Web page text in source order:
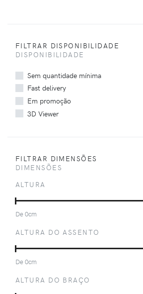
FILTRAR DISPONIBILIDADE
DISPONIBILIDADE
Sem quantidade mínima
Fast delivery
Em promoção
3D Viewer
FILTRAR DIMENSÕES
DIMENSÕES
ALTURA
De0cm
ALTURA DO ASSENTO
De0cm
ALTURA DO BRAÇO